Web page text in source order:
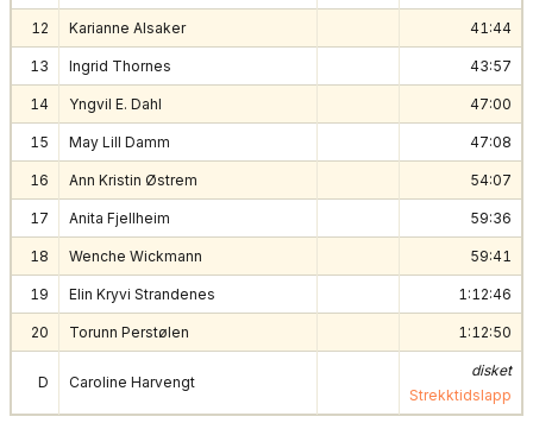
12 Karianne Alsaker 41:44
13 Ingrid Thornes 43:57
14 Yngvil E. Dahl 47:00
15 May Lill Damm 47:08
16 Ann Kristin Østrem 54:07
17 Anita Fjellheim 59:36
18 Wenche Wickmann 59:41
19 Elin Kryvi Strandenes 1:12:46
20 Torunn Perstølen 1:12:50
D Caroline Harvengt
disket
Strekktidslapp